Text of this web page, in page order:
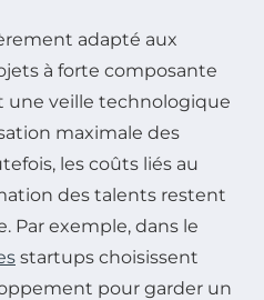
adapté aux
à forte composante
une veille technologique
maximale des
les coûts liés au
des talents restent
Par exemple, dans le
startups choisissent
pour garder un